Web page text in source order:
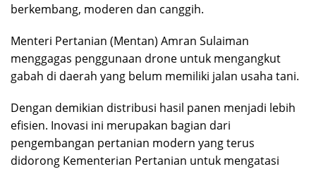
berkembang, moderen dan canggih.
Menteri Pertanian (Mentan) Amran Sulaiman
menggagas penggunaan drone untuk mengangkut
gabah di daerah yang belum memiliki jalan usaha tani.
Dengan demikian distribusi hasil panen menjadi lebih
efisien. Inovasi ini merupakan bagian dari
pengembangan pertanian modern yang terus
didorong Kementerian Pertanian untuk mengatasi